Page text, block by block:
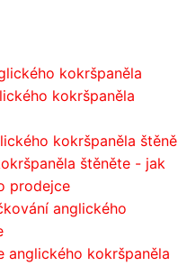
kokršpaněla
kokršpaněla
kokršpaněla štěně
štěněte - jak
prodejce
anglického
anglického kokršpaněla